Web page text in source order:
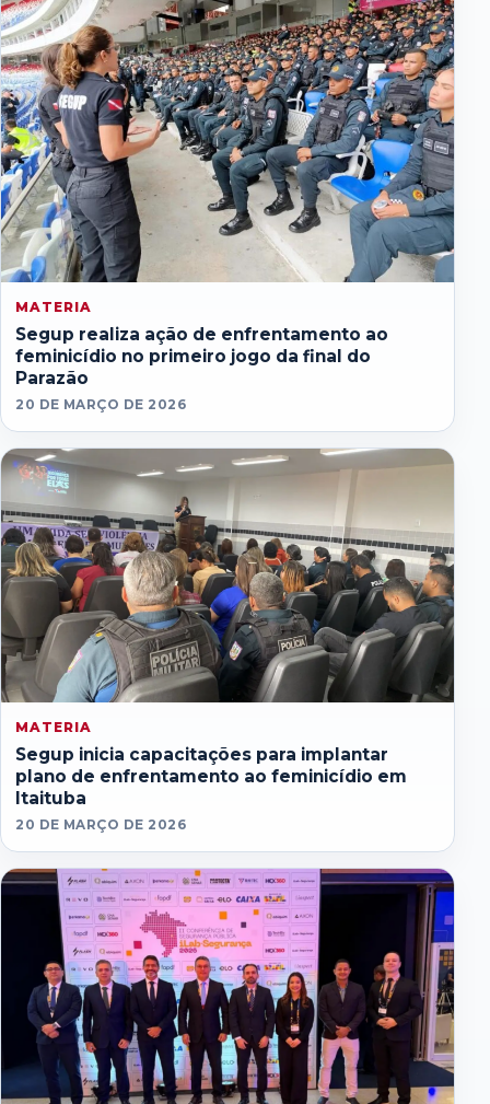
MATERIA
Segup realiza ação de enfrentamento ao
feminicídio no primeiro jogo da final do
Parazão
20 DE MARÇO DE 2026
MATERIA
Segup inicia capacitações para implantar
plano de enfrentamento ao feminicídio em
Itaituba
20 DE MARÇO DE 2026